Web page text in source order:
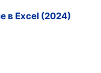
в Excel (2024)